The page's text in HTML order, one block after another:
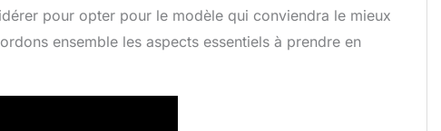
pour opter pour le modèle qui conviendra le mieux
ensemble les aspects essentiels à prendre en